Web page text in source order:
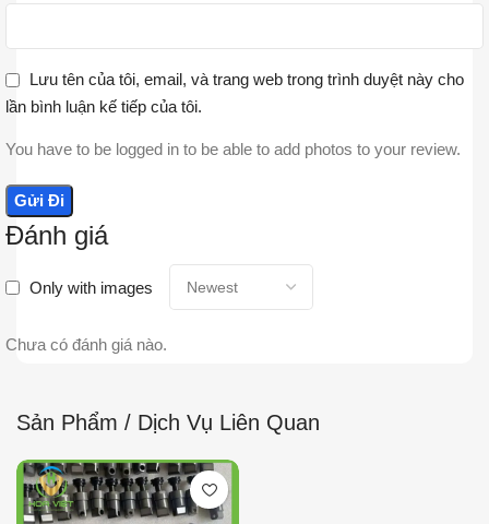
Đánh giá
Only with images
Chưa có đánh giá nào.
Lưu tên của tôi, email, và trang web trong trình duyệt này cho
lần bình luận kế tiếp của tôi.
You have to be logged in to be able to add photos to your review.
Sản Phẩm / Dịch Vụ Liên Quan